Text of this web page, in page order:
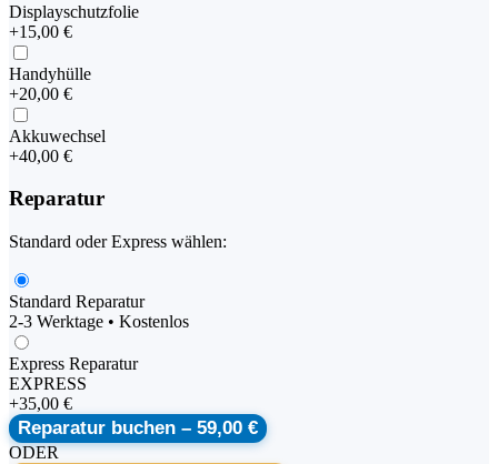
Displayschutzfolie
+15,00 €
Handyhülle
+20,00 €
Akkuwechsel
+40,00 €
Reparatur
Standard oder Express wählen:
Standard Reparatur
2-3 Werktage • Kostenlos
Express Reparatur
EXPRESS
+35,00 €
Reparatur buchen – 59,00 €
ODER